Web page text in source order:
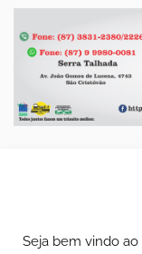
Seja bem vindo